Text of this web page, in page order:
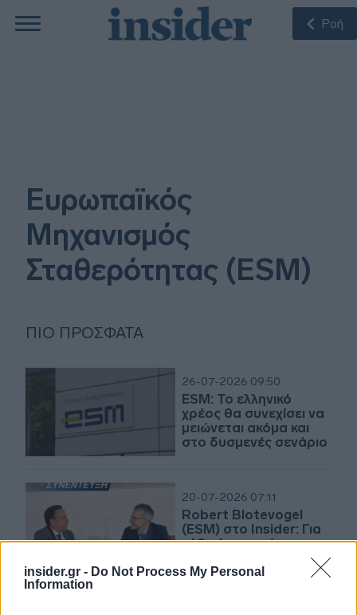
insider.gr - Do Not Process My Personal
Information
Ροή
Ευρωπαϊκός
Μηχανισμός
Σταθερότητας (ESM)
ΠΙΟ ΠΡΌΣΦΑΤΑ
26-07-2026 09:50
ESM: Το ελληνικό
χρέος θα συνεχίσει να
μειώνεται ακόμα και
στο δυσμενές σενάριο
20-07-2026 07:11
Robert Blotevogel
(ESM) στο Insider: Για
κάθε ένα ευρώ
αμυντικών δαπανών,
53 λεπτά μπορούν να